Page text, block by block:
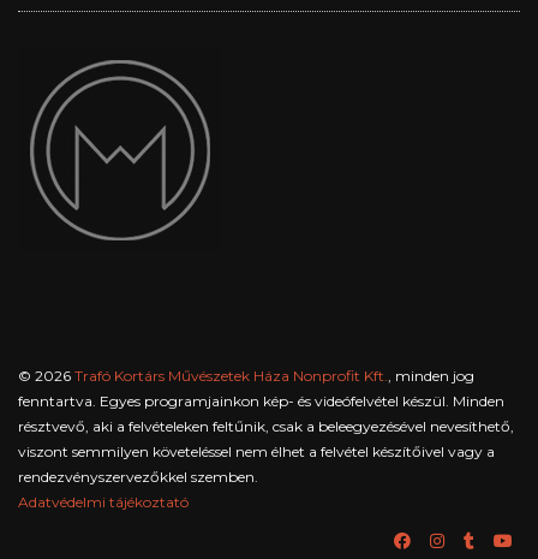
© 2026 Trafó Kortárs Művészetek Háza Nonprofit Kft., minden jog
fenntartva. Egyes programjainkon kép- és videófelvétel készül. Minden
résztvevő, aki a felvételeken feltűnik, csak a beleegyezésével nevesíthető,
viszont semmilyen követeléssel nem élhet a felvétel készítőivel vagy a
rendezvényszervezőkkel szemben.
Adatvédelmi tájékoztató